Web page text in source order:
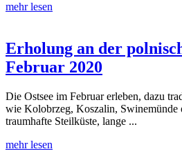
mehr lesen
Erholung an der
Februar 2020
Die Ostsee im Februar erleben, dazu
wie Kolobrzeg, Koszalin, Swinemünde
traumhafte Steilküste, lange ...
mehr lesen